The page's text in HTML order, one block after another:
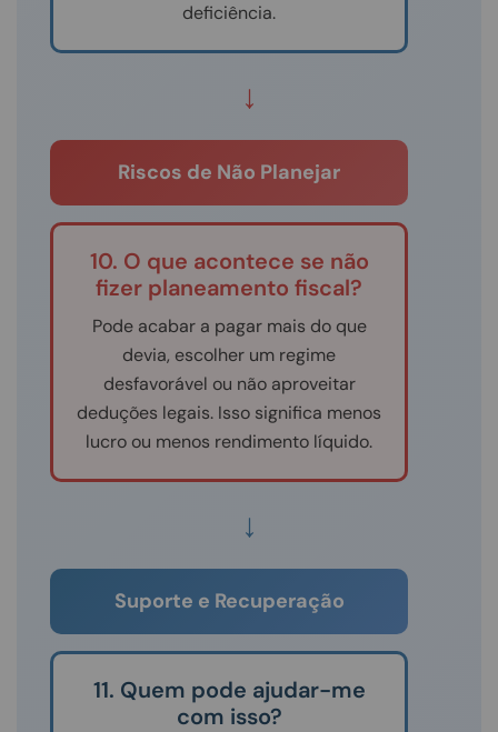
deficiência.
↓
Riscos de Não Planejar
10. O que acontece se não
fizer planeamento fiscal?
Pode acabar a pagar mais do que
devia, escolher um regime
desfavorável ou não aproveitar
deduções legais. Isso significa menos
lucro ou menos rendimento líquido.
↓
Suporte e Recuperação
11. Quem pode ajudar-me
com isso?